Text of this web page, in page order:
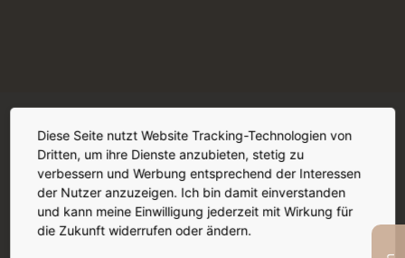
Mehr Hard Facts
Diese Seite nutzt Website Tracking-Technologien von
Dritten, um ihre Dienste anzubieten, stetig zu
verbessern und Werbung entsprechend der Interessen
der Nutzer anzuzeigen. Ich bin damit einverstanden
und kann meine Einwilligung jederzeit mit Wirkung für
die Zukunft widerrufen oder ändern.